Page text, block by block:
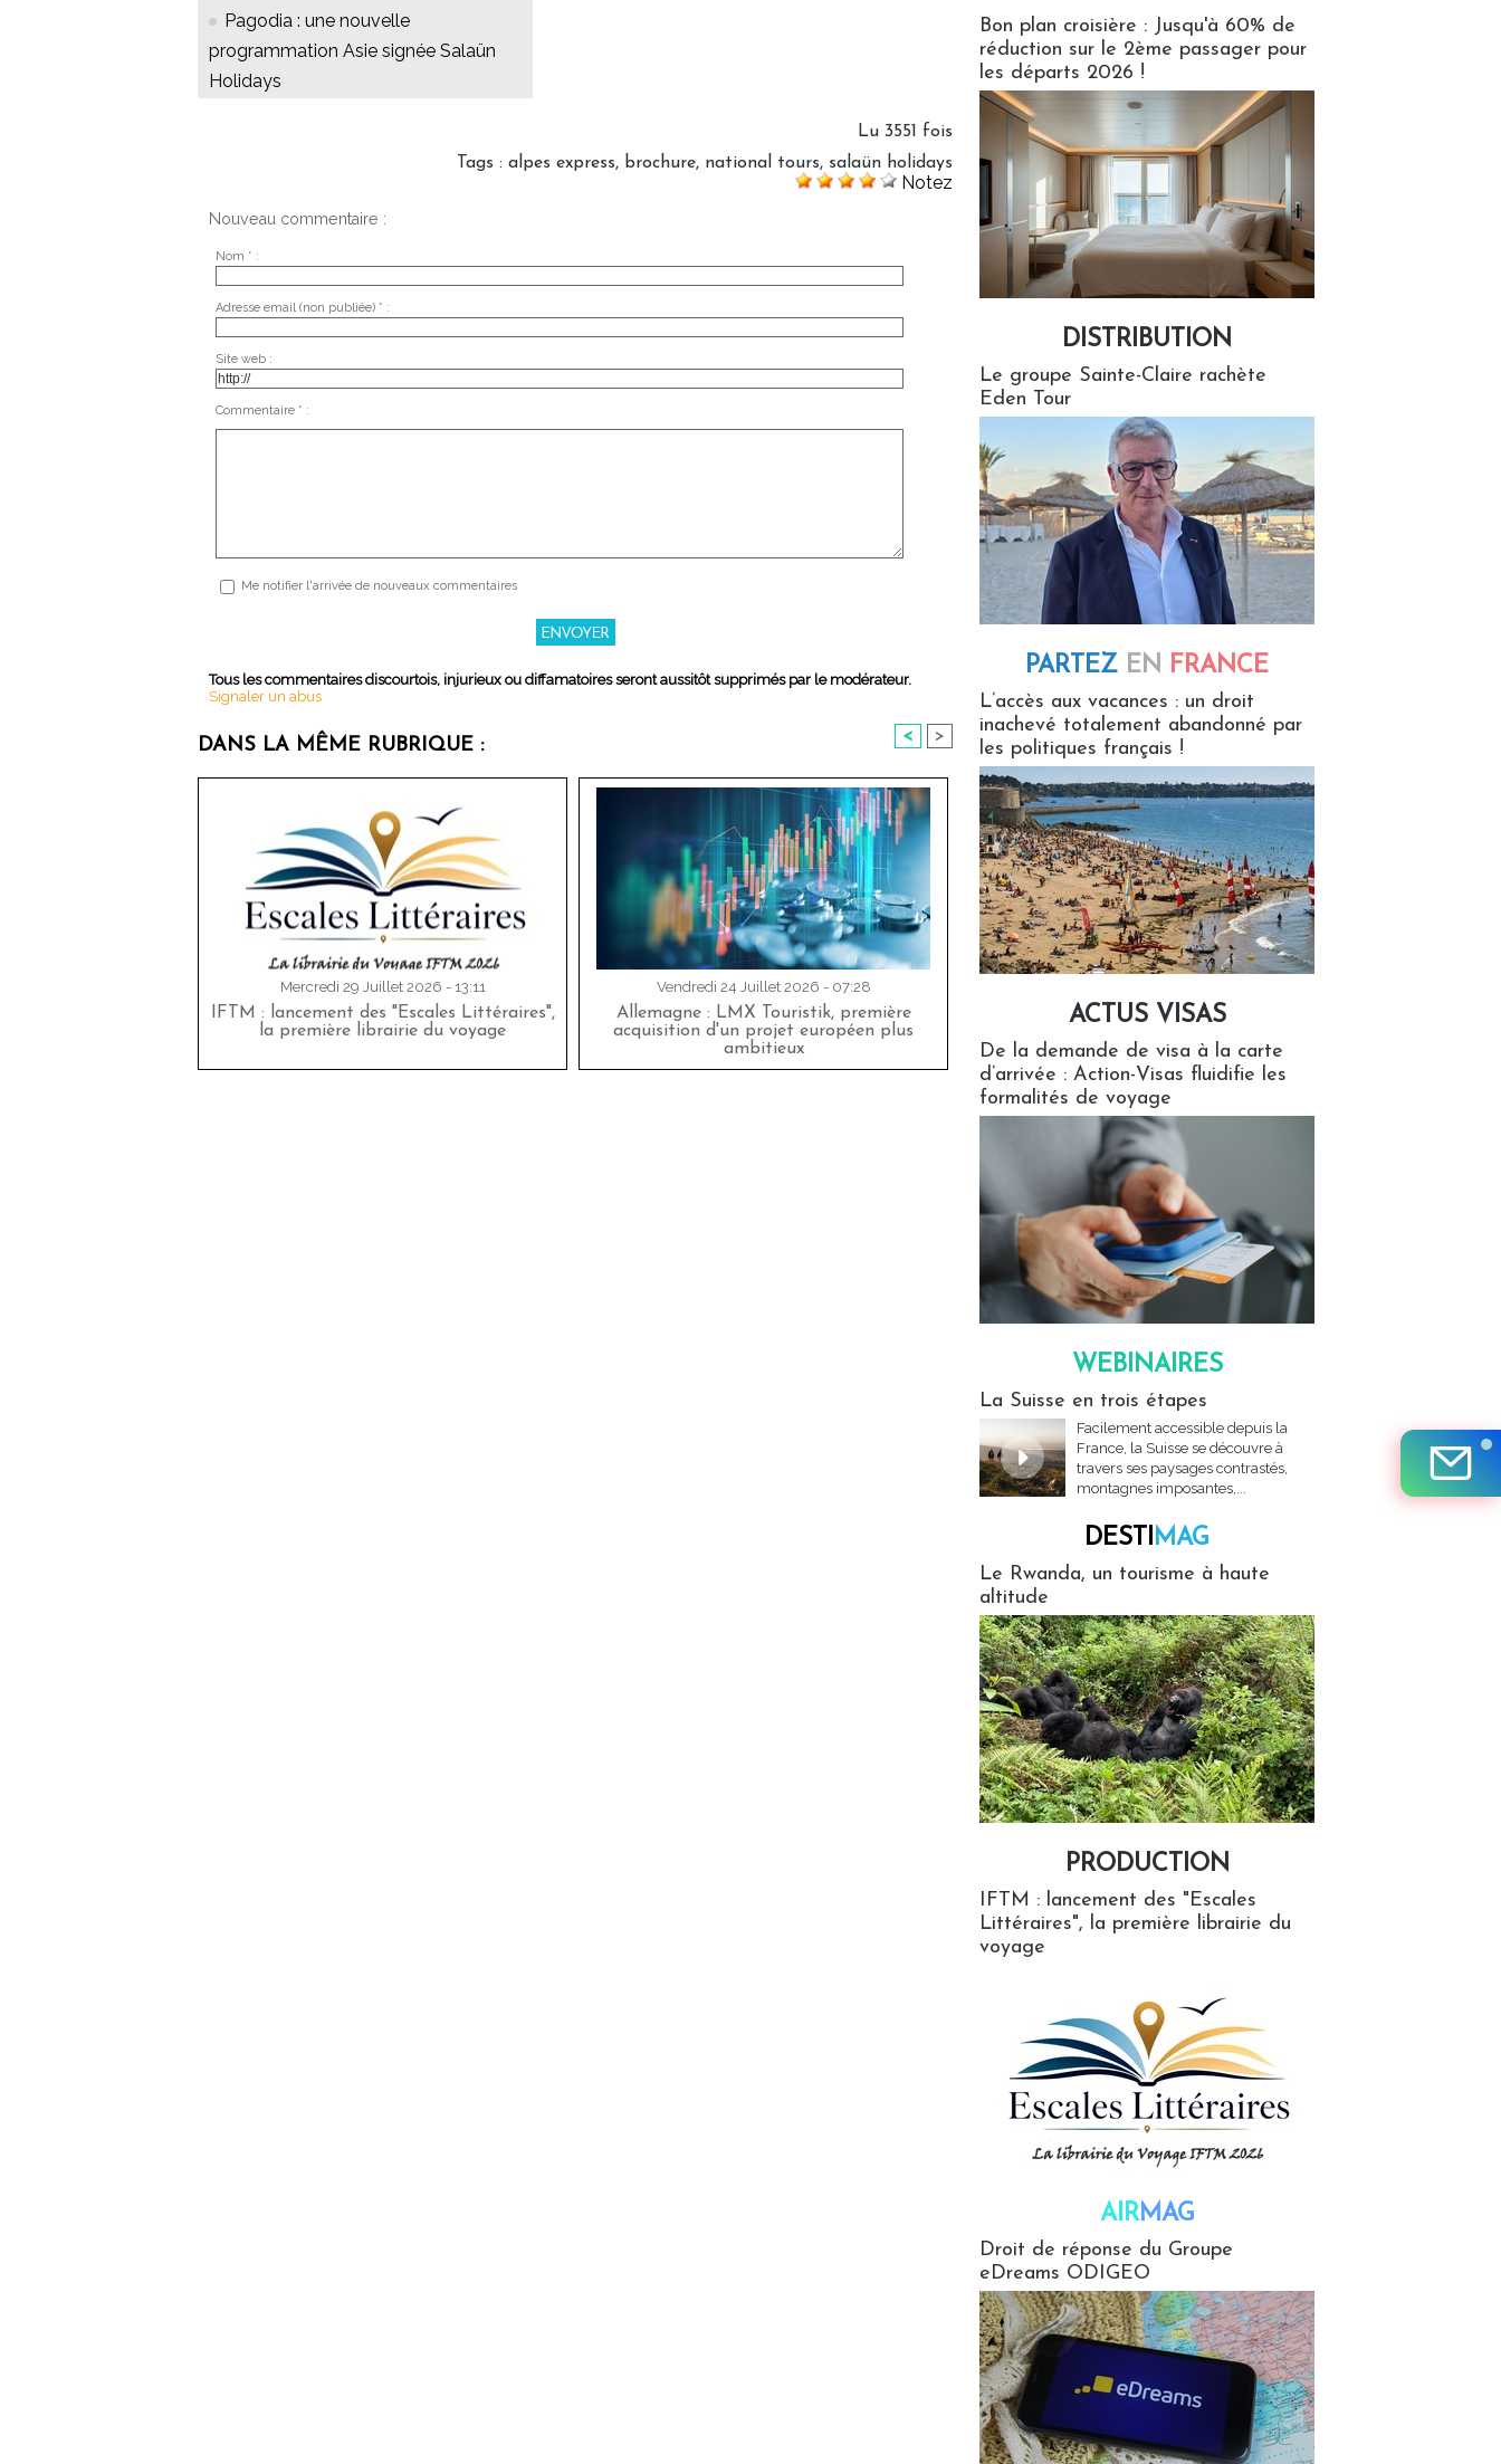
Pagodia : une nouvelle
programmation Asie signée Salaün
Holidays
Lu 3551 fois
Tags : alpes express, brochure, national tours, salaün holidays
Notez
Nouveau commentaire :
Nom * :
Adresse email (non publiée) * :
Site web :
Commentaire * :
Me notifier l'arrivée de nouveaux commentaires
Tous les commentaires discourtois, injurieux ou diffamatoires seront aussitôt supprimés par le modérateur.
Signaler un abus
DANS LA MÊME RUBRIQUE : < >
Mercredi 29 Juillet 2026 - 13:11
IFTM : lancement des "Escales Littéraires",
la première librairie du voyage
Vendredi 24 Juillet 2026 - 07:28
Allemagne : LMX Touristik, première
acquisition d'un projet européen plus
ambitieux
Bon plan croisière : Jusqu'à 60% de
réduction sur le 2ème passager pour
les départs 2026 !
DISTRIBUTION
Le groupe Sainte-Claire rachète
Eden Tour
PARTEZ EN FRANCE
L’accès aux vacances : un droit
inachevé totalement abandonné par
les politiques français !
ACTUS VISAS
De la demande de visa à la carte
d’arrivée : Action-Visas fluidifie les
formalités de voyage
WEBINAIRES
La Suisse en trois étapes
Facilement accessible depuis la
France, la Suisse se découvre à
travers ses paysages contrastés,
montagnes imposantes,...
DESTIMAG
Le Rwanda, un tourisme à haute
altitude
PRODUCTION
IFTM : lancement des "Escales
Littéraires", la première librairie du
voyage
AIRMAG
Droit de réponse du Groupe
eDreams ODIGEO